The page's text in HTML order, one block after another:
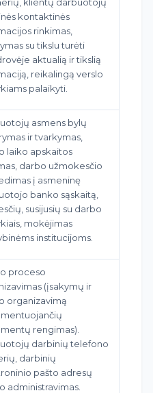
kontaktinės
rinkimas,
su tikslu turėti
aktualią ir tikslią
reikalingą verslo
palaikyti.
asmens bylų
ir tvarkymas,
laiko apskaitos
darbo užmokesčio
į asmeninę
banko sąskaitą,
susijusių su darbo
mokėjimas
institucijoms.
proceso
(įsakymų ir
organizavimą
rengimas).
darbinių telefono
darbinių
pašto adresų
administravimas.